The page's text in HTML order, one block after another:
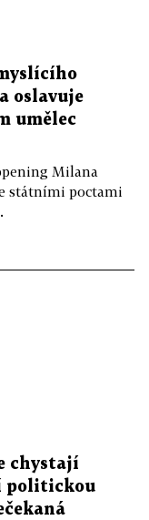
oslavuje
umělec
Milana
státními poctami
chystají
politickou